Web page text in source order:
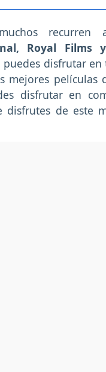
recurren
Royal Films
disfrutar
mejores
disfrutar en
disfrutes de este